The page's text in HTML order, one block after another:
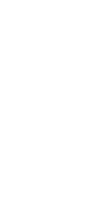
использоваться
по плотности,
устойчивостью к
— более мягкие и
(парилок) —
древесины: она
подвержена гниению,
эстетическими и
темным